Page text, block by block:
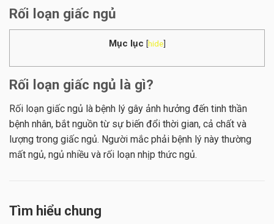
Rối loạn giấc ngủ
Mục lục [hide]
Rối loạn giấc ngủ là gì?
Rối loạn giấc ngủ là bệnh lý gây ảnh hưởng đến tinh thần
bệnh nhân, bắt nguồn từ sự biến đổi thời gian, cả chất và
lượng trong giấc ngủ. Người mắc phải bệnh lý này thường
mất ngủ, ngủ nhiều và rối loạn nhịp thức ngủ.
Tìm hiểu chung